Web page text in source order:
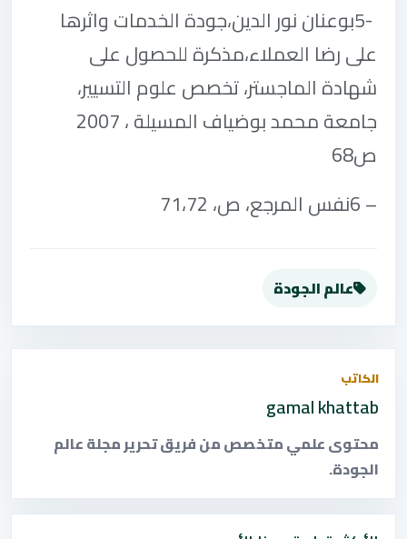
5-بوعنان نور الدين،جودة الخدمات واثرها
على رضا العملاء،مذكرة للحصول على
شهادة الماجستر، تخصص علوم التسيير،
جامعة محمد بوضياف المسيلة ، 2007
ص68
6 –نفس المرجع، ص، 71،72
عالم الجودة
الكاتب
gamal khattab
محتوى علمي متخصص من فريق تحرير مجلة عالم
الجودة.